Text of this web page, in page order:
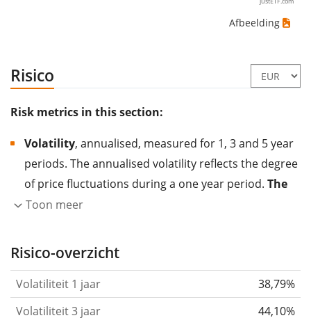
Afbeelding
Risico
Risk metrics in this section:
Volatility, annualised, measured for 1, 3 and 5 year
periods. The annualised volatility reflects the degree
of price fluctuations during a one year period. The
higher the volatility, the more significantly the
the past.
Assets with higher volatility are generally
based on the data for the past 1, 3 and 5 years so
that you can see if price fluctuations for the ETF
Toon meer
Risico-overzicht
Volatiliteit 1 jaar
38,79%
Volatiliteit 3 jaar
44,10%